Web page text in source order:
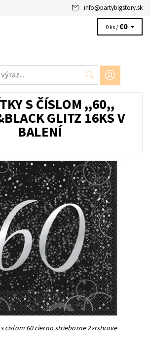
info@partybigstory.sk
0 ks /€0
S ČÍSLOM ,,60,,
GLITZ 16KS V
BALENÍ
cislom 60 cierno strieborne 2vrstvove